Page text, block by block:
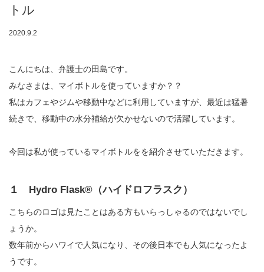
トル
2020.9.2
こんにちは、弁護士の田島です。
みなさまは、マイボトルを使っていますか？？
私はカフェやジムや移動中などに利用していますが、最近は猛暑
続きで、移動中の水分補給が欠かせないので活躍しています。
今回は私が使っているマイボトルをを紹介させていただきます。
１ Hydro Flask®（ハイドロフラスク）
こちらのロゴは見たことはある方もいらっしゃるのではないでし
ょうか。
数年前からハワイで人気になり、その後日本でも人気になったよ
うです。